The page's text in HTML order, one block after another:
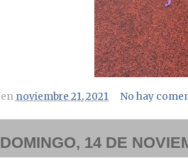
en noviembre 21, 2021 No hay
DOMINGO, 14 DE